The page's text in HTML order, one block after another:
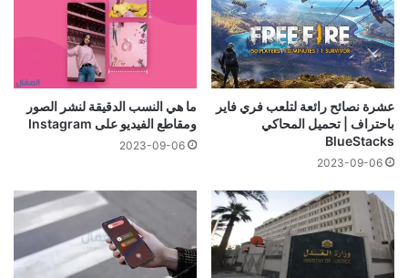
عشرة نصائح رائعة لتلعب فري فاير
باحتراف | تحميل المحاكي
BlueStacks
2023-09-06
ما هي النسب الدقيقة لنشر الصور
ومقاطع الفيديو على Instagram
2023-09-06